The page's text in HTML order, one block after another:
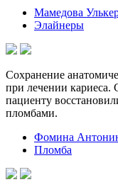
Мамедова
Элайнеры
Сохранение
при лечении кариеса.
пациенту
пломбами.
Фомина
Пломба